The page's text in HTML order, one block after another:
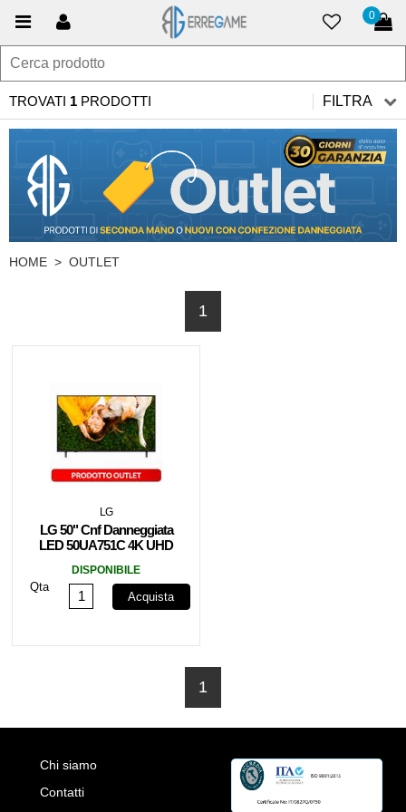
0
TROVATI 1 PRODOTTI FILTRA
HOME > OUTLET
1
LG
LG 50" Cnf Danneggiata
LED 50UA751C 4K UHD
DISPONIBILE
Qta
Acquista
1
Chi siamo
Contatti